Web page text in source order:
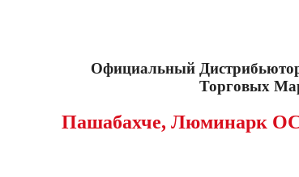
Официальный
Торговых
Пашабахче, Люминарк